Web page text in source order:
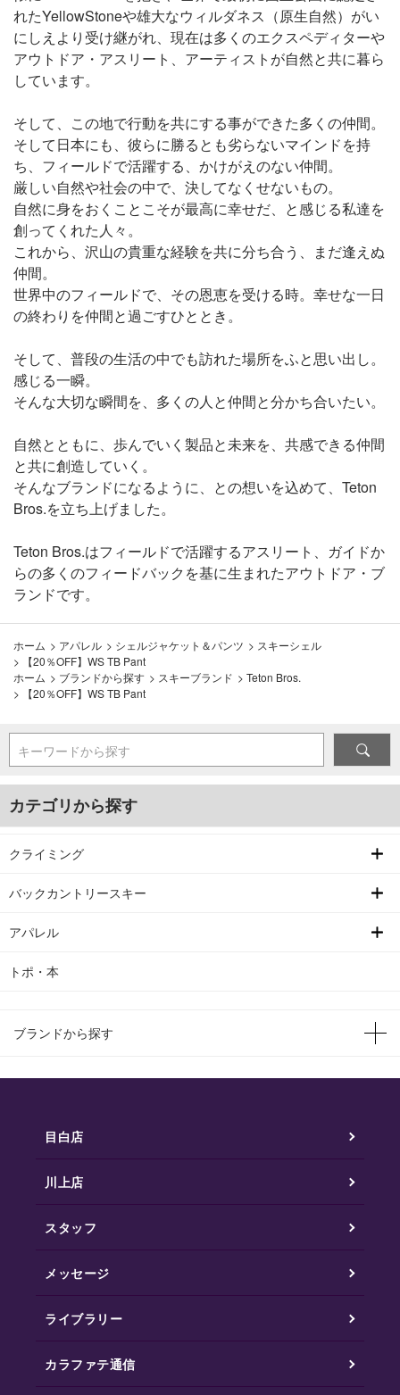
れたYellowStoneや雄大なウィルダネス（原生自然）がい
にしえより受け継がれ、現在は多くのエクスペディターや
アウトドア・アスリート、アーティストが自然と共に暮ら
しています。
そして、この地で行動を共にする事ができた多くの仲間。
そして日本にも、彼らに勝るとも劣らないマインドを持
ち、フィールドで活躍する、かけがえのない仲間。
厳しい自然や社会の中で、決してなくせないもの。
自然に身をおくことこそが最高に幸せだ、と感じる私達を
創ってくれた人々。
これから、沢山の貴重な経験を共に分ち合う、まだ逢えぬ
仲間。
世界中のフィールドで、その恩恵を受ける時。幸せな一日
の終わりを仲間と過ごすひととき。
そして、普段の生活の中でも訪れた場所をふと思い出し。
感じる一瞬。
そんな大切な瞬間を、多くの人と仲間と分かち合いたい。
自然とともに、歩んでいく製品と未来を、共感できる仲間
と共に創造していく。
そんなブランドになるように、との想いを込めて、Teton
Bros.を立ち上げました。
Teton Bros.はフィールドで活躍するアスリート、ガイドか
らの多くのフィードバックを基に生まれたアウトドア・ブ
ランドです。
ホーム > アパレル > シェルジャケット＆パンツ > スキーシェル
>
【20％OFF】WS TB Pant
ホーム > ブランドから探す > スキーブランド > Teton Bros.
>
【20％OFF】WS TB Pant
キーワードから探す
カテゴリから探す
クライミング
バックカントリースキー
アパレル
トポ・本
ブランドから探す
目白店
川上店
スタッフ
メッセージ
ライブラリー
カラファテ通信